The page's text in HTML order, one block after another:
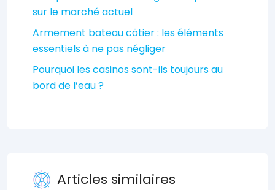
sur le marché actuel
Armement bateau côtier : les éléments
essentiels à ne pas négliger
Pourquoi les casinos sont-ils toujours au
bord de l’eau ?
Articles similaires